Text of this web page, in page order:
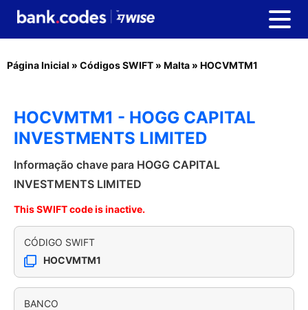
Página Inicial » Códigos SWIFT » Malta » HOCVMTM1
HOCVMTM1 - HOGG CAPITAL
INVESTMENTS LIMITED
Informação chave para HOGG CAPITAL
INVESTMENTS LIMITED
This SWIFT code is inactive.
CÓDIGO SWIFT
HOCVMTM1
BANCO